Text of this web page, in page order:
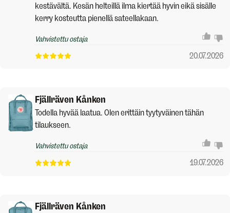
kestävältä. Kesän helteillä ilma kiertää hyvin eikä sisälle
kerry kosteutta pienellä sateellakaan.
Vahvistettu ostaja
20.07.2026
Fjällräven Kånken
Todella hyvää laatua. Olen erittäin tyytyväinen tähän
tilaukseen.
Vahvistettu ostaja
19.07.2026
Fjällräven Kånken